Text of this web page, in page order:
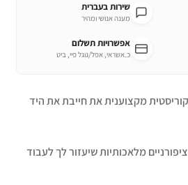
שירות בעברית
מענה אנושי ומהיר
אפשרויות תשלום
כ.אשראי, אפל/גוגל פיי, ביט
מקצוענית את חייבת את היד
מגיעה עם סט של 100 ציפורניים מלאכותיות שיעזור לך לעבוד